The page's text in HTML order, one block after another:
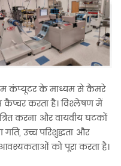
कंप्यूटर के माध्यम से कैमरे
कैप्चर करता है। विश्लेषण में
करना और वायवीय घटकों
उच्च परिशुद्धता और
को पूरा करता है।